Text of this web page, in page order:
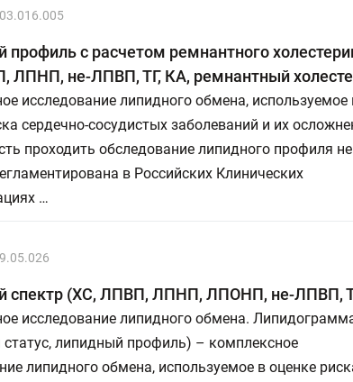
профиль с расчетом ремнантного
ЛПНП, не-ЛПВП, ТГ, КА, ремнантный
исследование липидного обмена, используемое
сердечно-сосудистых заболеваний и их
проходить обследование липидного профиля не
в Российских Клинических
…
спектр (ХС, ЛПВП, ЛПНП, ЛПОНП, не-ЛПВП,
исследование липидного обмена.
липидный профиль) – комплексное
липидного обмена, используемое в оценке